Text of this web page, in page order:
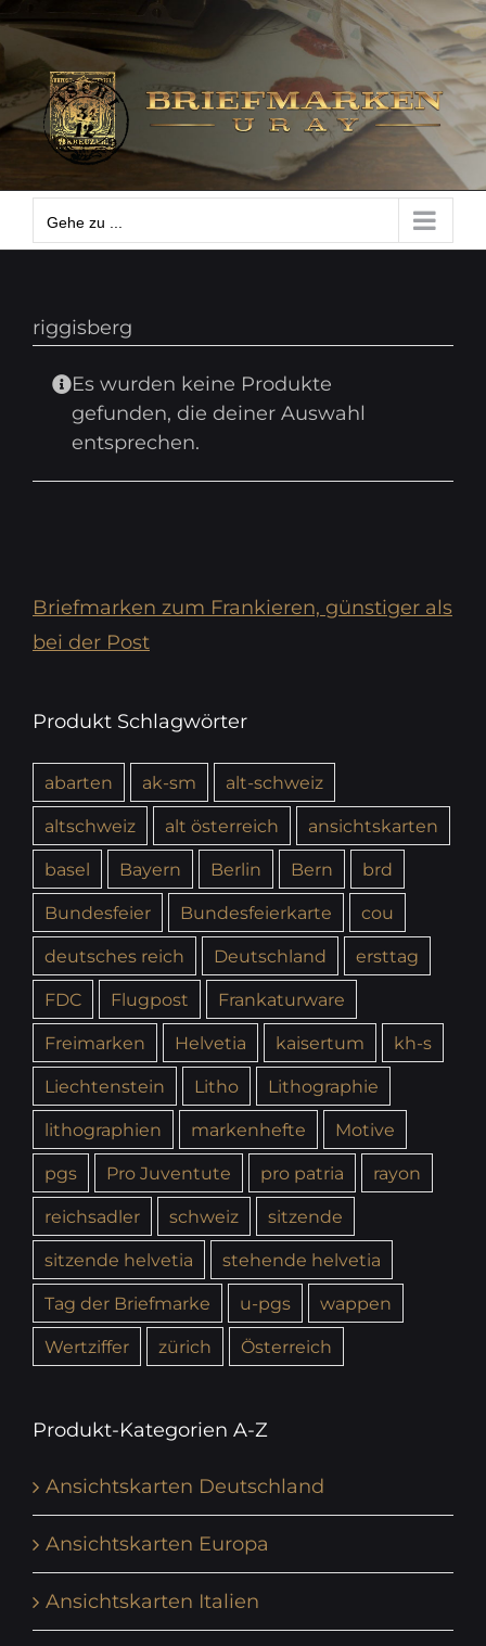
Zum
Inhalt
springen
Gehe zu ...
Gehe zu ...
riggisberg
Es wurden keine Produkte
gefunden, die deiner Auswahl
entsprechen.
Briefmarken zum Frankieren, günstiger als
bei der Post
Produkt Schlagwörter
abarten ak-sm
alt-schweiz
altschweiz
alt österreich
ansichtskarten
basel
Bayern Berlin Bern
brd
Bundesfeier
Bundesfeierkarte
cou
deutsches reich
Deutschland
ersttag
FDC
Flugpost
Frankaturware
Freimarken
Helvetia kaisertum
kh-s
Liechtenstein
Litho
Lithographie
lithographien
markenhefte
Motive
pgs
Pro Juventute pro patria
rayon
reichsadler
schweiz
sitzende
sitzende helvetia
stehende helvetia
Tag der Briefmarke
u-pgs
wappen
Wertziffer
zürich Österreich
Produkt-Kategorien A-Z
Ansichtskarten Deutschland
Ansichtskarten Europa
Ansichtskarten Italien